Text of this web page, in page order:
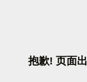
抱歉! 页面出